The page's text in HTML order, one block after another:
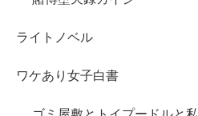
ライトノベル
ワケあり女子白書